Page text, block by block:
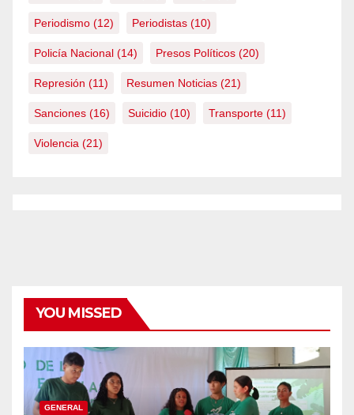
Periodismo (12) Periodistas (10)
Policía Nacional (14) Presos Políticos (20)
Represión (11) Resumen Noticias (21)
Sanciones (16) Suicidio (10) Transporte (11)
Violencia (21)
YOU MISSED
GENERAL